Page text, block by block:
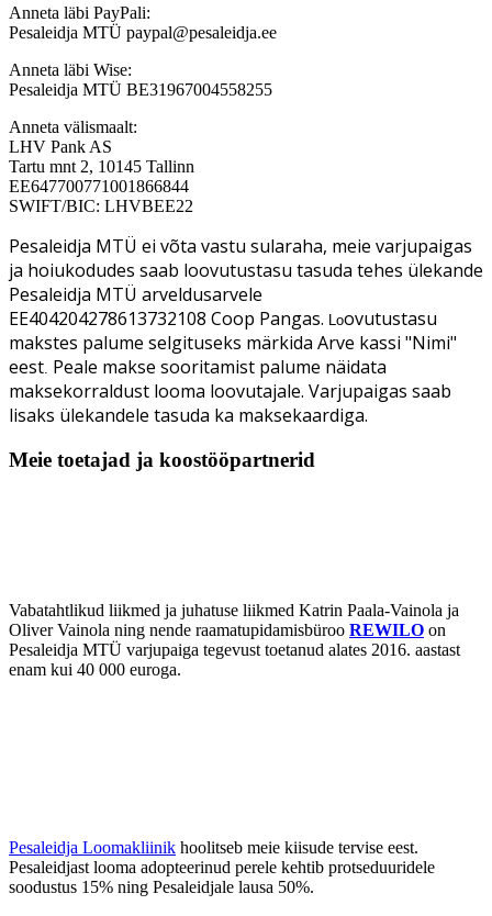
Anneta läbi PayPali:
Pesaleidja MTÜ paypal@pesaleidja.ee
Anneta läbi Wise:
Pesaleidja MTÜ BE31967004558255
Anneta välismaalt:
LHV Pank AS
Tartu mnt 2, 10145 Tallinn
EE647700771001866844
SWIFT/BIC: LHVBEE22
Pesaleidja MTÜ ei võta vastu sularaha, meie varjupaigas
ja hoiukodudes saab loovutustasu tasuda tehes ülekande
Pesaleidja MTÜ arveldusarvele
EE404204278613732108 Coop Pangas.
Loovutustasu
makstes palume selgituseks märkida Arve kassi "Nimi"
eest Peale makse sooritamist palume näidata
maksekorraldust looma loovutajale. Varjupaigas saab
lisaks ülekandele tasuda ka maksekaardiga.
Meie toetajad ja koostööpartnerid
Vabatahtlikud liikmed ja juhatuse liikmed Katrin Paala-Vainola ja
Oliver Vainola ning nende raamatupidamisbüroo REWILO on
Pesaleidja MTÜ varjupaiga tegevust toetanud alates 2016. aastast
enam kui 40 000 euroga.
Pesaleidja Loomakliinik hoolitseb meie kiisude tervise eest.
Pesaleidjast looma adopteerinud perele kehtib protseduuridele
soodustus 15% ning Pesaleidjale lausa 50%.